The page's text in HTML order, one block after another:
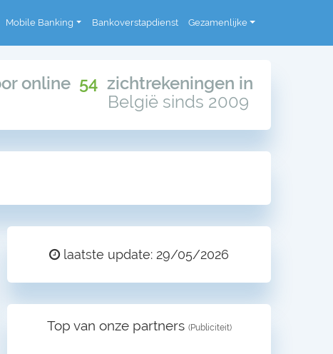
Mobile Banking Bankoverstapdienst Gezamenlijke
online 54 zichtrekeningen in
België sinds 2009
laatste update: 29/05/2026
Top van onze partners (Publiciteit)